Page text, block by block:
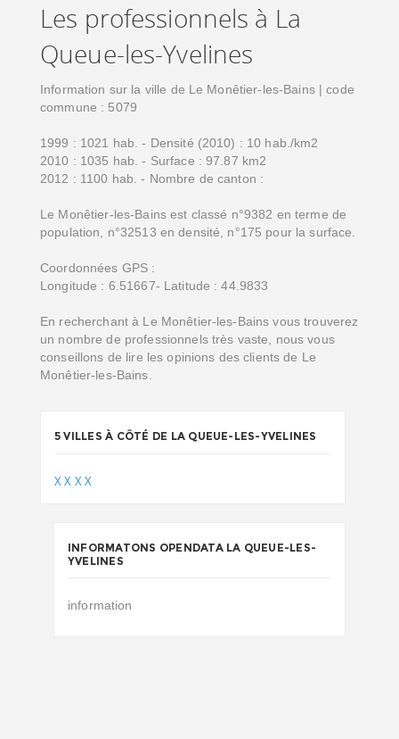
Les professionnels à La
Queue-les-Yvelines
Information sur la ville de Le Monêtier-les-Bains | code
commune : 5079
1999 : 1021 hab. - Densité (2010) : 10 hab./km2
2010 : 1035 hab. - Surface : 97.87 km2
2012 : 1100 hab. - Nombre de canton :
Le Monêtier-les-Bains est classé n°9382 en terme de
population, n°32513 en densité, n°175 pour la surface.
Coordonnées GPS :
Longitude : 6.51667- Latitude : 44.9833
En recherchant à Le Monêtier-les-Bains vous trouverez
un nombre de professionnels très vaste, nous vous
conseillons de lire les opinions des clients de Le
Monêtier-les-Bains.
5 VILLES À CÔTÉ DE LA QUEUE-LES-YVELINES
XX XX
INFORMATONS OPENDATA LA QUEUE-LES-
YVELINES
information